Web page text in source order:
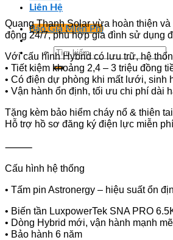
Liên Hệ
Báo Giá Miễn Phí
Tìm
kiếm:
Quang Thanh Solar vừa hoàn thiện
động 24/7, phù hợp gia đình sử dụng
Với cấu hình Hybrid có lưu trữ, hệ
• Tiết kiệm khoảng 2,4 – 3 triệu đồng
• Có điện dự phòng khi mất lưới, sinh
• Vận hành ổn định, tối ưu chi phí dài
Tặng kèm bảo hiểm cháy nổ & thiên
Hỗ trợ hồ sơ đăng ký điện lực miễn phí
⸻
Cấu hình hệ thống
• Tấm pin Astronergy – hiệu suất ổn
• Biến tần LuxpowerTek SNA PRO
• Dòng Hybrid mới, vận hành mạnh
• Bảo hành 6 năm